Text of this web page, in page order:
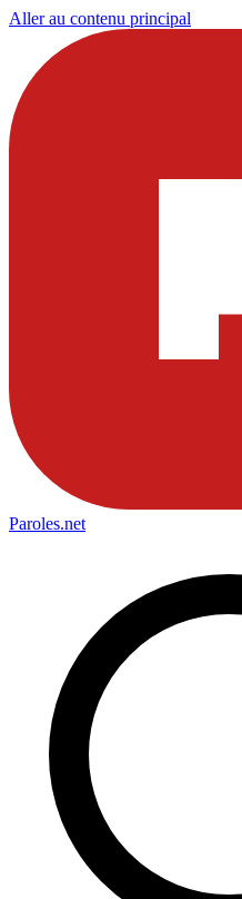
Aller au contenu principal
Paroles.net